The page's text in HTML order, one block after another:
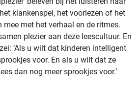
klankenspel, het voorlezen of het
mee met het verhaal en de ritmes.
plezier aan deze leescultuur. En
‘Als u wilt dat kinderen intelligent
voor. En als u wilt dat ze
dan nog meer sprookjes voor.’